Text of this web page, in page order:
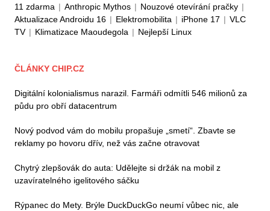
11 zdarma | Anthropic Mythos | Nouzové otevírání pračky |
Aktualizace Androidu 16 | Elektromobilita | iPhone 17 | VLC
TV | Klimatizace Maoudegola | Nejlepší Linux
ČLÁNKY CHIP.CZ
Digitální kolonialismus narazil. Farmáři odmítli 546 milionů za
půdu pro obří datacentrum
Nový podvod vám do mobilu propašuje „smetí“. Zbavte se
reklamy po hovoru dřív, než vás začne otravovat
Chytrý zlepšovák do auta: Udělejte si držák na mobil z
uzavíratelného igelitového sáčku
Rýpanec do Mety. Brýle DuckDuckGo neumí vůbec nic, ale